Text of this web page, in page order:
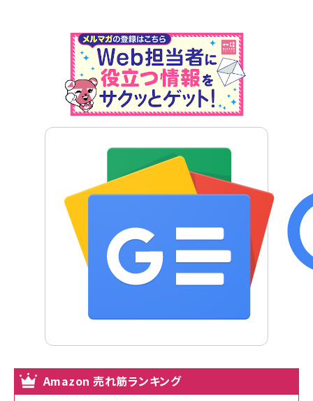
Amazon 売れ筋ランキング